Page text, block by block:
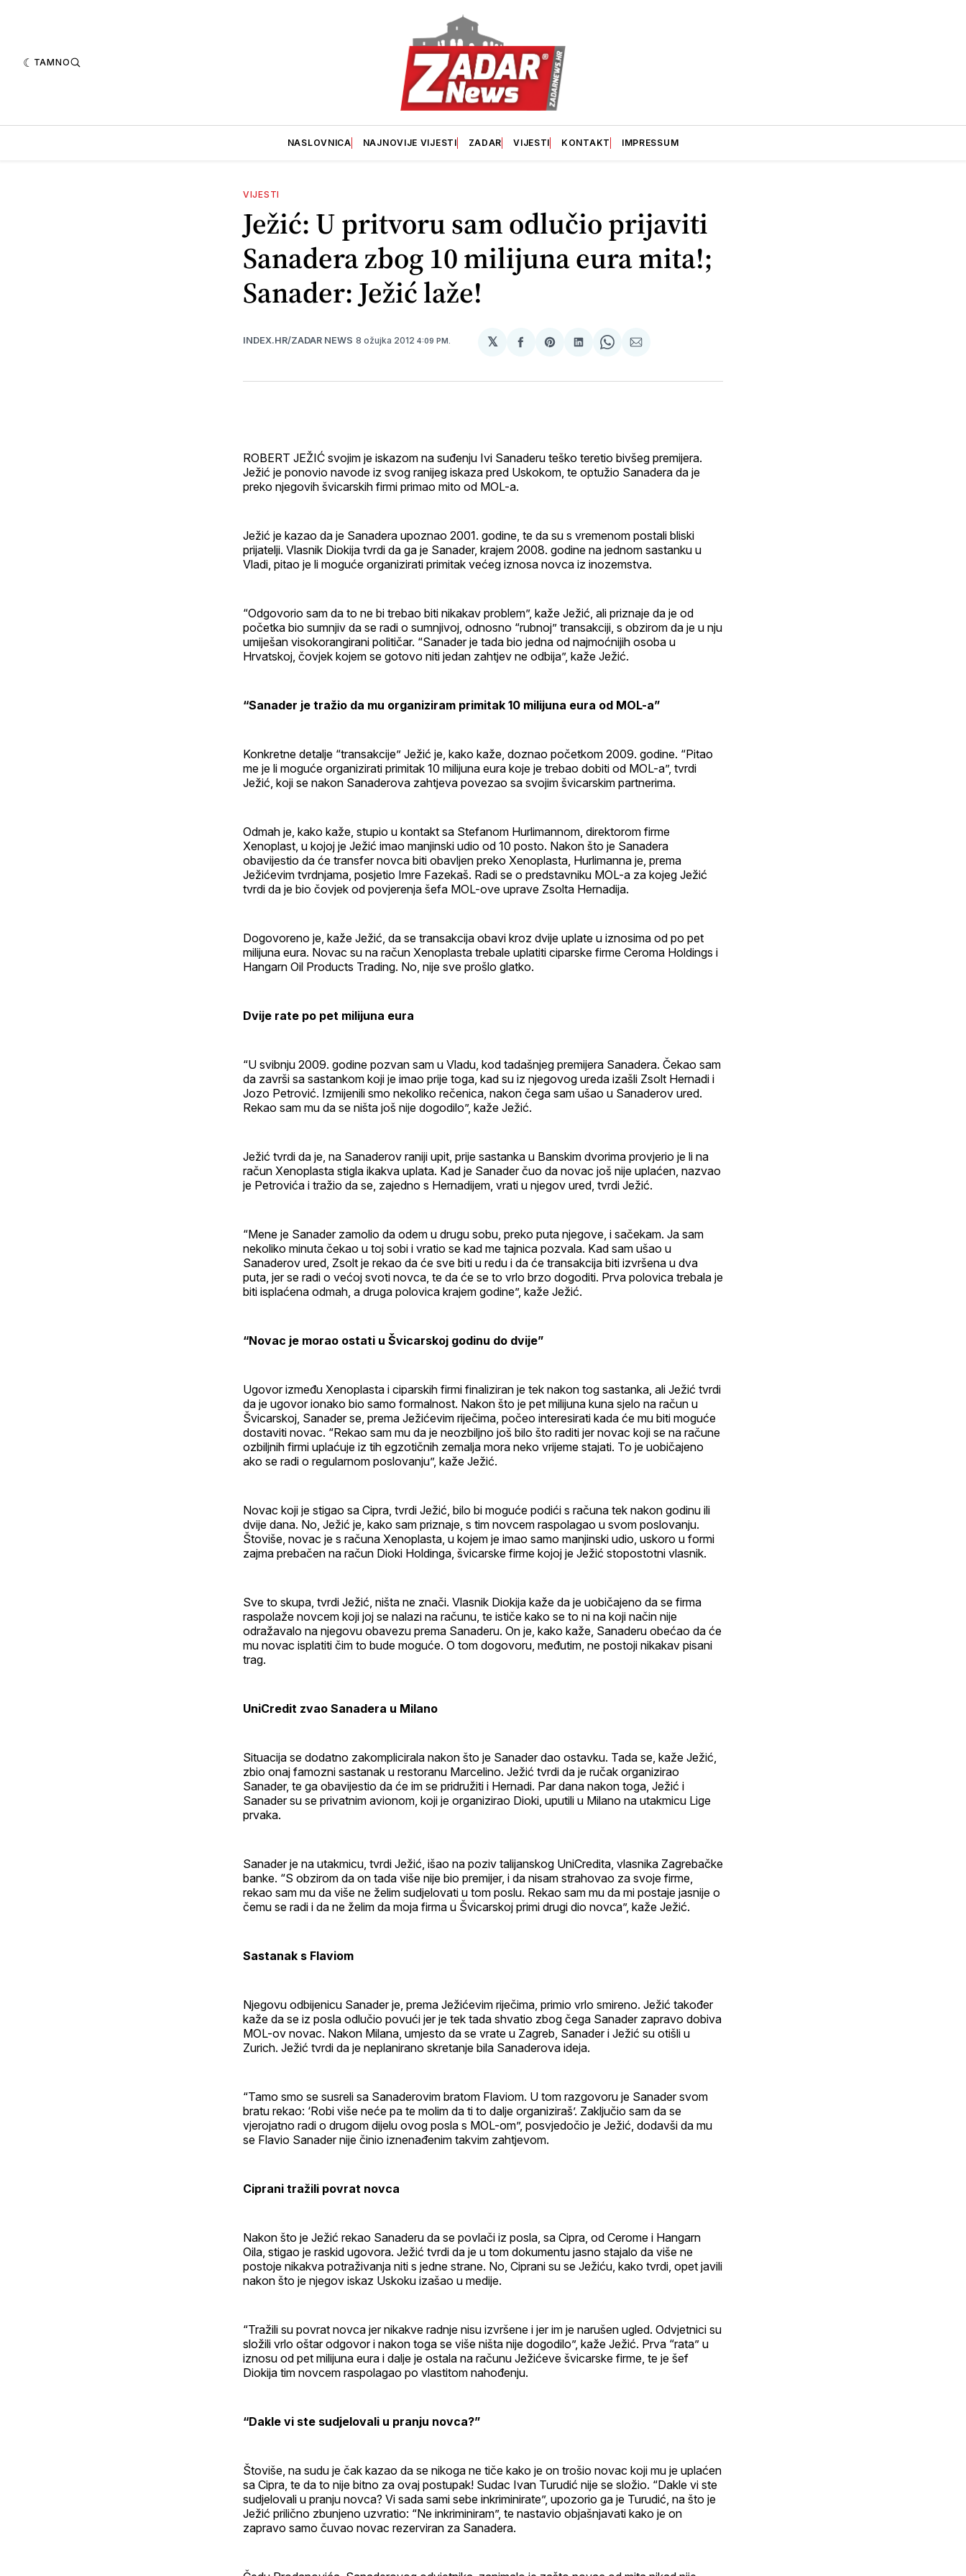
TAMNO
NASLOVNICA NAJNOVIJE VIJESTI ZADAR VIJESTI KONTAKT IMPRESSUM
VIJESTI
Ježić: U pritvoru sam odlučio prijaviti
Sanadera zbog 10 milijuna eura mita!;
Sanader: Ježić laže!
INDEX.HR/ZADAR NEWS 8 ožujka 2012 4:09 PM. 𝕏
podijeli
Facebook
Sharepodijeli
LinkedIn
Sharepodijeli
maila
ROBERT JEŽIĆ svojim je iskazom na suđenju Ivi Sanaderu teško teretio bivšeg premijera.
Ježić je ponovio navode iz svog ranijeg iskaza pred Uskokom, te optužio Sanadera da je
preko njegovih švicarskih firmi primao mito od MOL-a.
Ježić je kazao da je Sanadera upoznao 2001. godine, te da su s vremenom postali bliski
prijatelji. Vlasnik Diokija tvrdi da ga je Sanader, krajem 2008. godine na jednom sastanku u
Vladi, pitao je li moguće organizirati primitak većeg iznosa novca iz inozemstva.
“Odgovorio sam da to ne bi trebao biti nikakav problem”, kaže Ježić, ali priznaje da je od
početka bio sumnjiv da se radi o sumnjivoj, odnosno “rubnoj” transakciji, s obzirom da je u nju
umiješan visokorangirani političar. “Sanader je tada bio jedna od najmoćnijih osoba u
Hrvatskoj, čovjek kojem se gotovo niti jedan zahtjev ne odbija”, kaže Ježić.
“Sanader je tražio da mu organiziram primitak 10 milijuna eura od MOL-a”
Konkretne detalje “transakcije” Ježić je, kako kaže, doznao početkom 2009. godine. “Pitao
me je li moguće organizirati primitak 10 milijuna eura koje je trebao dobiti od MOL-a”, tvrdi
Ježić, koji se nakon Sanaderova zahtjeva povezao sa svojim švicarskim partnerima.
Odmah je, kako kaže, stupio u kontakt sa Stefanom Hurlimannom, direktorom firme
Xenoplast, u kojoj je Ježić imao manjinski udio od 10 posto. Nakon što je Sanadera
obavijestio da će transfer novca biti obavljen preko Xenoplasta, Hurlimanna je, prema
Ježićevim tvrdnjama, posjetio Imre Fazekaš. Radi se o predstavniku MOL-a za kojeg Ježić
tvrdi da je bio čovjek od povjerenja šefa MOL-ove uprave Zsolta Hernadija.
Dogovoreno je, kaže Ježić, da se transakcija obavi kroz dvije uplate u iznosima od po pet
milijuna eura. Novac su na račun Xenoplasta trebale uplatiti ciparske firme Ceroma Holdings i
Hangarn Oil Products Trading. No, nije sve prošlo glatko.
Dvije rate po pet milijuna eura
“U svibnju 2009. godine pozvan sam u Vladu, kod tadašnjeg premijera Sanadera. Čekao sam
da završi sa sastankom koji je imao prije toga, kad su iz njegovog ureda izašli Zsolt Hernadi i
Jozo Petrović. Izmijenili smo nekoliko rečenica, nakon čega sam ušao u Sanaderov ured.
Rekao sam mu da se ništa još nije dogodilo”, kaže Ježić.
Ježić tvrdi da je, na Sanaderov raniji upit, prije sastanka u Banskim dvorima provjerio je li na
račun Xenoplasta stigla ikakva uplata. Kad je Sanader čuo da novac još nije uplaćen, nazvao
je Petrovića i tražio da se, zajedno s Hernadijem, vrati u njegov ured, tvrdi Ježić.
“Mene je Sanader zamolio da odem u drugu sobu, preko puta njegove, i sačekam. Ja sam
nekoliko minuta čekao u toj sobi i vratio se kad me tajnica pozvala. Kad sam ušao u
Sanaderov ured, Zsolt je rekao da će sve biti u redu i da će transakcija biti izvršena u dva
puta, jer se radi o većoj svoti novca, te da će se to vrlo brzo dogoditi. Prva polovica trebala je
biti isplaćena odmah, a druga polovica krajem godine”, kaže Ježić.
“Novac je morao ostati u Švicarskoj godinu do dvije”
Ugovor između Xenoplasta i ciparskih firmi finaliziran je tek nakon tog sastanka, ali Ježić tvrdi
da je ugovor ionako bio samo formalnost. Nakon što je pet milijuna kuna sjelo na račun u
Švicarskoj, Sanader se, prema Ježićevim riječima, počeo interesirati kada će mu biti moguće
dostaviti novac. “Rekao sam mu da je neozbiljno još bilo što raditi jer novac koji se na račune
ozbiljnih firmi uplaćuje iz tih egzotičnih zemalja mora neko vrijeme stajati. To je uobičajeno
ako se radi o regularnom poslovanju”, kaže Ježić.
Novac koji je stigao sa Cipra, tvrdi Ježić, bilo bi moguće podići s računa tek nakon godinu ili
dvije dana. No, Ježić je, kako sam priznaje, s tim novcem raspolagao u svom poslovanju.
Štoviše, novac je s računa Xenoplasta, u kojem je imao samo manjinski udio, uskoro u formi
zajma prebačen na račun Dioki Holdinga, švicarske firme kojoj je Ježić stopostotni vlasnik.
Sve to skupa, tvrdi Ježić, ništa ne znači. Vlasnik Diokija kaže da je uobičajeno da se firma
raspolaže novcem koji joj se nalazi na računu, te ističe kako se to ni na koji način nije
odražavalo na njegovu obavezu prema Sanaderu. On je, kako kaže, Sanaderu obećao da će
mu novac isplatiti čim to bude moguće. O tom dogovoru, međutim, ne postoji nikakav pisani
trag.
UniCredit zvao Sanadera u Milano
Situacija se dodatno zakomplicirala nakon što je Sanader dao ostavku. Tada se, kaže Ježić,
zbio onaj famozni sastanak u restoranu Marcelino. Ježić tvrdi da je ručak organizirao
Sanader, te ga obavijestio da će im se pridružiti i Hernadi. Par dana nakon toga, Ježić i
Sanader su se privatnim avionom, koji je organizirao Dioki, uputili u Milano na utakmicu Lige
prvaka.
Sanader je na utakmicu, tvrdi Ježić, išao na poziv talijanskog UniCredita, vlasnika Zagrebačke
banke. “S obzirom da on tada više nije bio premijer, i da nisam strahovao za svoje firme,
rekao sam mu da više ne želim sudjelovati u tom poslu. Rekao sam mu da mi postaje jasnije o
čemu se radi i da ne želim da moja firma u Švicarskoj primi drugi dio novca”, kaže Ježić.
Sastanak s Flaviom
Njegovu odbijenicu Sanader je, prema Ježićevim riječima, primio vrlo smireno. Ježić također
kaže da se iz posla odlučio povući jer je tek tada shvatio zbog čega Sanader zapravo dobiva
MOL-ov novac. Nakon Milana, umjesto da se vrate u Zagreb, Sanader i Ježić su otišli u
Zurich. Ježić tvrdi da je neplanirano skretanje bila Sanaderova ideja.
“Tamo smo se susreli sa Sanaderovim bratom Flaviom. U tom razgovoru je Sanader svom
bratu rekao: ‘Robi više neće pa te molim da ti to dalje organiziraš’. Zaključio sam da se
vjerojatno radi o drugom dijelu ovog posla s MOL-om”, posvjedočio je Ježić, dodavši da mu
se Flavio Sanader nije činio iznenađenim takvim zahtjevom.
Ciprani tražili povrat novca
Nakon što je Ježić rekao Sanaderu da se povlači iz posla, sa Cipra, od Cerome i Hangarn
Oila, stigao je raskid ugovora. Ježić tvrdi da je u tom dokumentu jasno stajalo da više ne
postoje nikakva potraživanja niti s jedne strane. No, Ciprani su se Ježiću, kako tvrdi, opet javili
nakon što je njegov iskaz Uskoku izašao u medije.
“Tražili su povrat novca jer nikakve radnje nisu izvršene i jer im je narušen ugled. Odvjetnici su
složili vrlo oštar odgovor i nakon toga se više ništa nije dogodilo”, kaže Ježić. Prva “rata” u
iznosu od pet milijuna eura i dalje je ostala na računu Ježićeve švicarske firme, te je šef
Diokija tim novcem raspolagao po vlastitom nahođenju.
“Dakle vi ste sudjelovali u pranju novca?”
Štoviše, na sudu je čak kazao da se nikoga ne tiče kako je on trošio novac koji mu je uplaćen
sa Cipra, te da to nije bitno za ovaj postupak! Sudac Ivan Turudić nije se složio. “Dakle vi ste
sudjelovali u pranju novca? Vi sada sami sebe inkriminirate”, upozorio ga je Turudić, na što je
Ježić prilično zbunjeno uzvratio: “Ne inkriminiram”, te nastavio objašnjavati kako je on
zapravo samo čuvao novac rezerviran za Sanadera.